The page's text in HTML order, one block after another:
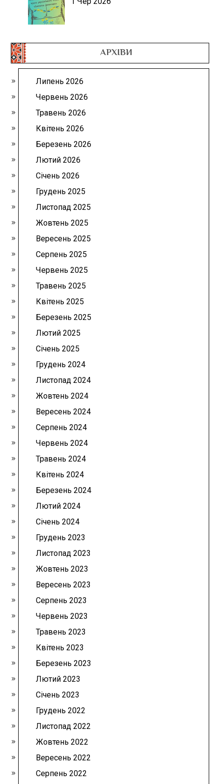
АРХІВИ
Липень 2026
Червень 2026
Травень 2026
Квітень 2026
Березень 2026
Лютий 2026
Січень 2026
Грудень 2025
Листопад 2025
Жовтень 2025
Вересень 2025
Серпень 2025
Червень 2025
Травень 2025
Квітень 2025
Березень 2025
Лютий 2025
Січень 2025
Грудень 2024
Листопад 2024
Жовтень 2024
Вересень 2024
Серпень 2024
Червень 2024
Травень 2024
Квітень 2024
Березень 2024
Лютий 2024
Січень 2024
Грудень 2023
Листопад 2023
Жовтень 2023
Вересень 2023
Серпень 2023
Червень 2023
Травень 2023
Квітень 2023
Березень 2023
Лютий 2023
Січень 2023
Грудень 2022
Листопад 2022
Жовтень 2022
Вересень 2022
Серпень 2022